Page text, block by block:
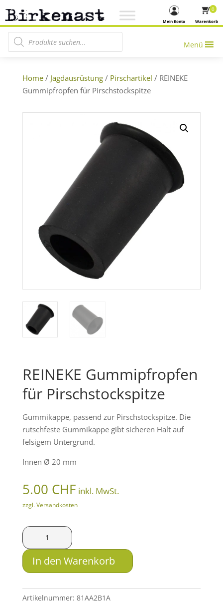
Warenkorb
0
Mein Konto
Products search
Menü
Home/ Jagdausrüstung/ Pirschartikel / REINEKE
Gummipfropfen für Pirschstockspitze
REINEKE Gummipfropfen
für Pirschstockspitze
Gummikappe, passend zur Pirschstockspitze. Die
rutschfeste Gummikappe gibt sicheren Halt auf
felsigem Untergrund.
Innen Ø 20 mm
5.00 CHF inkl. MwSt.
zzgl. Versandkosten
REINEKE
Gummipfropfen
für
Pirschstockspitze
In den Warenkorb
Artikelnummer: 81AA2B1A